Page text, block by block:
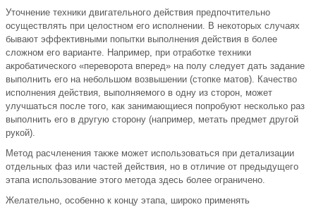
Уточнение техники двигательного действия предпочтительно
осуществлять при целостном его исполнении. В некоторых случаях
бывают эффективными попытки выполнения действия в более
сложном его варианте. Например, при отработке техники
акробатического «переворота вперед» на полу следует дать задание
выполнить его на небольшом возвышении (стопке матов). Качество
исполнения действия, выполняемого в одну из сторон, может
улучшаться после того, как занимающиеся попробуют несколько раз
выполнить его в другую сторону (например, метать предмет другой
рукой).
Метод расчленения также может использоваться при детализации
отдельных фаз или частей действия, но в отличие от предыдущего
этапа использование этого метода здесь более ограничено.
Желательно, особенно к концу этапа, широко применять